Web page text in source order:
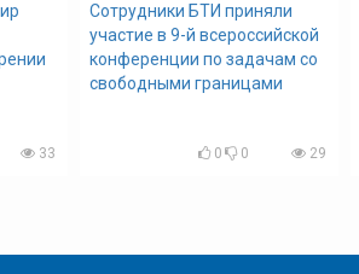
33
Сотрудники БТИ приняли
участие в 9-й всероссийской
конференции по задачам со
свободными границами
0 0 29